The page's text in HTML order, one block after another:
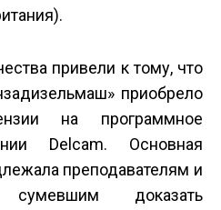
привели к тому, что
приобрело
на программное
Delcam. Основная
преподавателям и
доказать